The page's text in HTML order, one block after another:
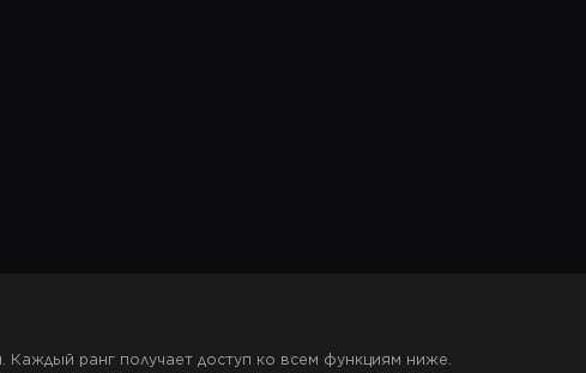
ранг получает доступ ко всем функциям ниже.